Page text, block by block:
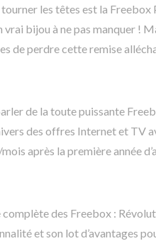
les têtes est la
vrai bijou à ne pas manquer !
de perdre cette remise
de la toute puissante
des offres Internet et TV
après la première année
complète des Freebox :
et son lot d’avantages